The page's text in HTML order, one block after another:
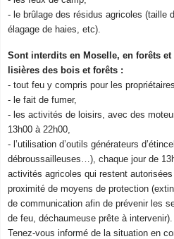
- le brûlage des résidus agricoles (taille
élagage de haies, etc).
Sont interdits en Moselle, en forêts
lisières des bois et forêts :
- tout feu y compris pour les
- le fait de fumer,
- les activités de loisirs, avec des
13h00 à 22h00,
- l’utilisation d’outils générateurs
débroussailleuses…), chaque jour de
activités agricoles qui restent
proximité de moyens de protection
de communication afin de prévenir les
de feu, déchaumeuse prête à intervenir).
Tenez-vous informé de la situation en